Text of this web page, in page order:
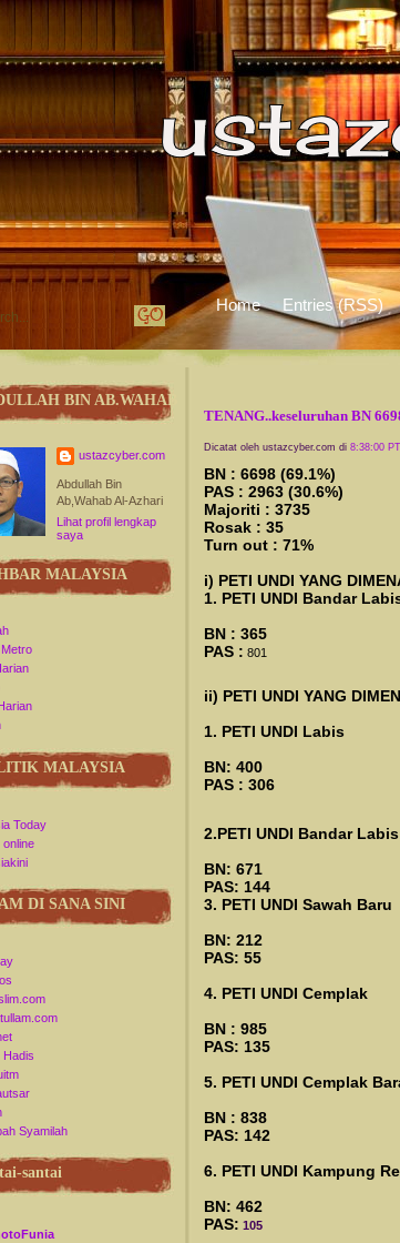
Home Entries (RSS)
BIN AB.WAHAB
ustazcyber.com
Abdullah Bin
Ab,Wahab Al-Azhari
Lihat profil lengkap
saya
MALAYSIA
MALAYSIA
Today
DI SANA SINI
Hadis
Syamilah
santai
TENANG..keseluruhan BN
Dicatat oleh ustazcyber.com di 8:38:00
BN : 6698 (69.1%)
PAS : 2963 (30.6%)
Majoriti : 3735
Rosak : 35
Turn out : 71%
i) PETI UNDI YANG
1. PETI UNDI Bandar
BN : 365
PAS : 801
ii) PETI UNDI YANG
1. PETI UNDI Labis
BN: 400
PAS : 306
2.PETI UNDI Bandar
BN: 671
PAS: 144
3. PETI UNDI Sawah Baru
BN: 212
PAS: 55
4. PETI UNDI Cemplak
BN : 985
PAS: 135
5. PETI UNDI Cemplak
BN : 838
PAS: 142
6. PETI UNDI Kampung
BN: 462
PAS: 105